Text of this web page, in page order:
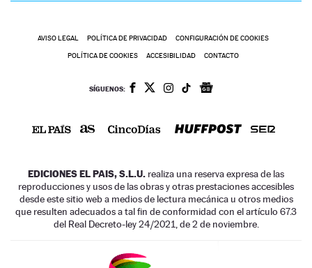
AVISO LEGAL POLÍTICA DE PRIVACIDAD CONFIGURACIÓN DE COOKIES
POLÍTICA DE COOKIES ACCESIBILIDAD CONTACTO
SÍGUENOS:
EDICIONES EL PAIS, S.L.U. realiza una reserva expresa de las
reproducciones y usos de las obras y otras prestaciones accesibles
desde este sitio web a medios de lectura mecánica u otros medios
que resulten adecuados a tal fin de conformidad con el artículo 67.3
del Real Decreto-ley 24/2021, de 2 de noviembre.